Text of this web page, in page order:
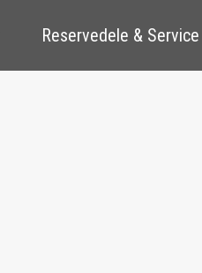
Reservedele & Service